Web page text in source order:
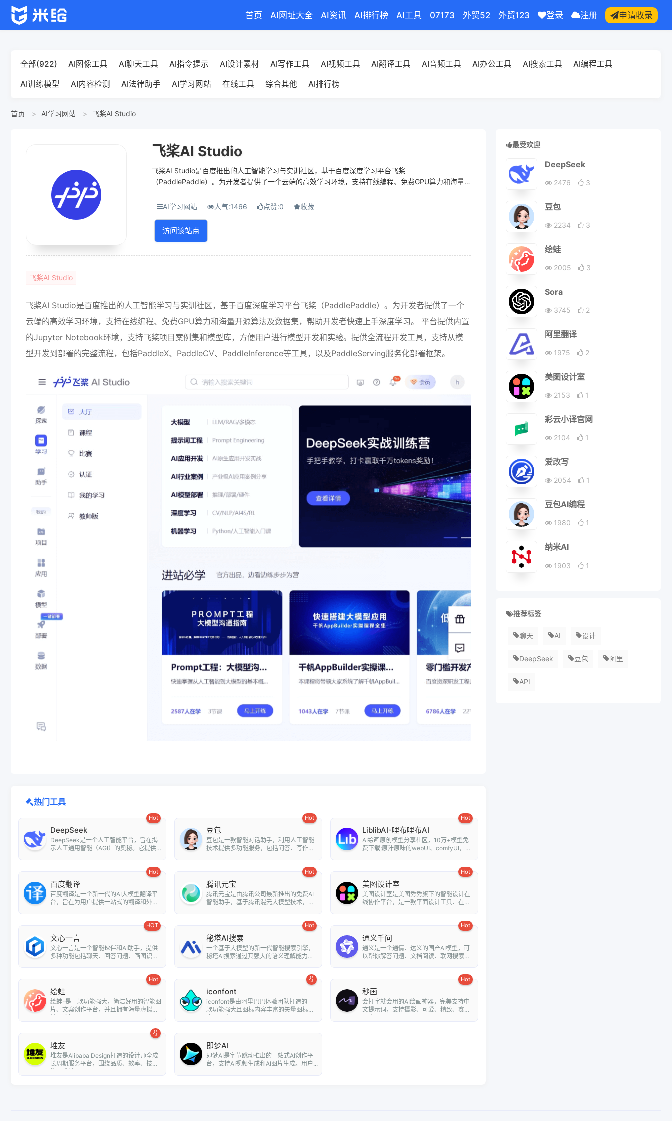
首页 AI网址大全 AI资讯 AI排行榜 AI工具 07173 外贸52 外贸123 登录 注册 申请收录
全部(922) AI图像工具 AI聊天工具 AI指令提示 AI设计素材 AI写作工具 AI视频工具 AI翻译工具 AI音频工具 AI办公工具 AI搜索工具 AI编程工具
AI训练模型 AI内容检测 AI法律助手 AI学习网站 在线工具 综合其他 AI排行榜
首页 AI学习网站 飞桨AI Studio
飞桨AI Studio
飞桨AI Studio是百度推出的人工智能学习与实训社区，基于百度深度学习平台飞桨
（PaddlePaddle）。为开发者提供了一个云端的高效学习环境，支持在线编程、免费GPU算力和海量
AI学习网站
人气:1466 点赞:0 收藏
访问该站点
飞桨AI Studio
飞桨AI Studio是百度推出的人工智能学习与实训社区，基于百度深度学习平台飞桨（PaddlePaddle）。为开发者提供了一个
云端的高效学习环境，支持在线编程、免费GPU算力和海量开源算法及数据集，帮助开发者快速上手深度学习。 平台提供内置
的Jupyter Notebook环境，支持飞桨项目案例集和模型库，方便用户进行模型开发和实验。提供全流程开发工具，支持从模
型开发到部署的完整流程，包括PaddleX、PaddleCV、PaddleInference等工具，以及PaddleServing服务化部署框架。
热门工具
Hot
DeepSeek
DeepSeek是一个人工智能平台，旨在揭
示人工通用智能（AGI）的奥秘。它提供
Hot
豆包
豆包是一款智能对话助手，利用人工智能
技术提供多功能服务，包括问答、写作、
Hot
LiblibAI-哩布哩布AI
AI绘画原创模型分享社区，10万+模型免
费下载;原汁原味的webUI、comfyUI，在
Hot
百度翻译
百度翻译是一个新一代的AI大模型翻译平
台，旨在为用户提供一站式的翻译和外文
Hot
腾讯元宝
腾讯元宝是由腾讯公司最新推出的免费AI
智能助手，基于腾讯混元大模型技术，为
Hot
美图设计室
美图设计室是美图秀秀旗下的智能设计在
线协作平台，是一款平面设计工具、在线
HOT
文心一言
文心一言是一个智能伙伴和AI助手，提供
多种功能包括聊天、回答问题、画图识
图、提供...
Hot
秘塔AI搜索
一个基于大模型的新一代智能搜索引擎，
秘塔AI搜索通过其强大的语义理解能力和
全网搜...
Hot
通义千问
通义是一个通情、达义的国产AI模型，可
以帮你解答问题、文档阅读、联网搜索并
写作总...
Hot
绘蛙
绘蛙-是一款功能强大，简洁好用的智能图
片、文案创作平台，并且拥有海量虚拟模
荐
iconfont
iconfont是由阿里巴巴体验团队打造的一
款功能强大且图标内容丰富的矢量图标
Hot
秒画
会打字就会用的AI绘画神器，完美支持中
文提示词，支持摄影、可爱、精致、赛博
荐
堆友
堆友是Alibaba Design打造的设计师全成
长周期服务平台，围绕品质、效率、技
即梦AI
即梦AI是字节跳动推出的一站式AI创作平
台，支持AI视频生成和AI图片生成。用户...
最受欢迎
DeepSeek
2476 3
豆包
2234 3
绘蛙
2005 3
Sora
3745 2
阿里翻译
1975 2
美图设计室
2153 1
彩云小译官网
2104 1
爱改写
2054 1
豆包AI编程
1980 1
纳米AI
1903 1
推荐标签
聊天 AI 设计
DeepSeek 豆包 阿里
API